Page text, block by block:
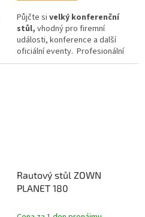
Půjčte si velký konferenční
stůl, vhodný pro firemní
události, konference a další
oficiální eventy. Profesionální
vzhled a široké možnosti
Rautový stůl ZOWN
PLANET 180